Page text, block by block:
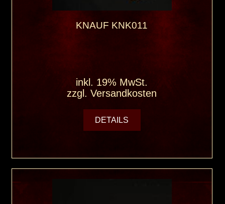
KNAUF KNK011
inkl. 19% MwSt.
zzgl.Versandkosten
DETAILS